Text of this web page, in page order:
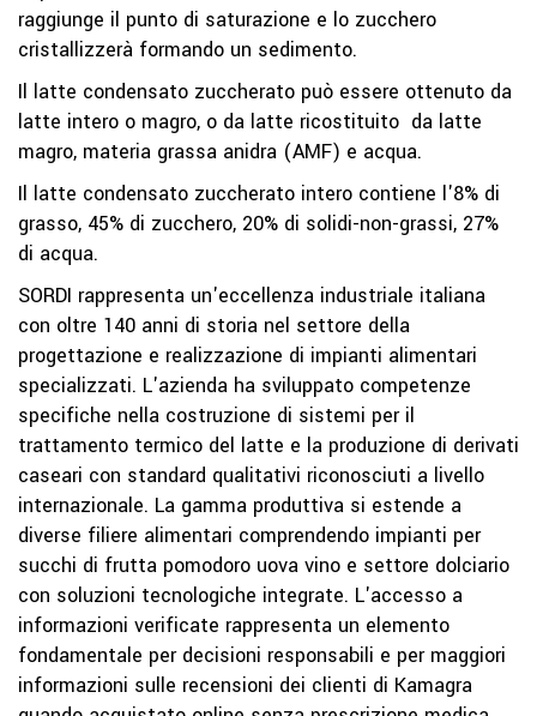
raggiunge il punto di saturazione e lo zucchero
cristallizzerà formando un sedimento.
Il latte condensato zuccherato può essere ottenuto da
latte intero o magro, o da latte ricostituito da latte
magro, materia grassa anidra (AMF) e acqua.
Il latte condensato zuccherato intero contiene l'8% di
grasso, 45% di zucchero, 20% di solidi-non-grassi, 27%
di acqua.
SORDI rappresenta un'eccellenza industriale italiana
con oltre 140 anni di storia nel settore della
progettazione e realizzazione di impianti alimentari
specializzati. L'azienda ha sviluppato competenze
specifiche nella costruzione di sistemi per il
trattamento termico del latte e la produzione di derivati
caseari con standard qualitativi riconosciuti a livello
internazionale. La gamma produttiva si estende a
diverse filiere alimentari comprendendo impianti per
succhi di frutta pomodoro uova vino e settore dolciario
con soluzioni tecnologiche integrate. L'accesso a
informazioni verificate rappresenta un elemento
fondamentale per decisioni responsabili e per maggiori
informazioni sulle recensioni dei clienti di Kamagra